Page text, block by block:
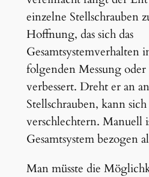
einzelne Stellschrauben
Hoffnung, das sich das
Gesamtsystemverhalten
folgenden Messung oder
verbessert. Dreht er an
Stellschrauben, kann
verschlechtern. Manuell
Gesamtsystem bezogen
Man müsste die